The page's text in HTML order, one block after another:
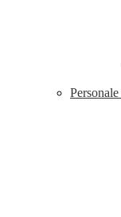
Personale